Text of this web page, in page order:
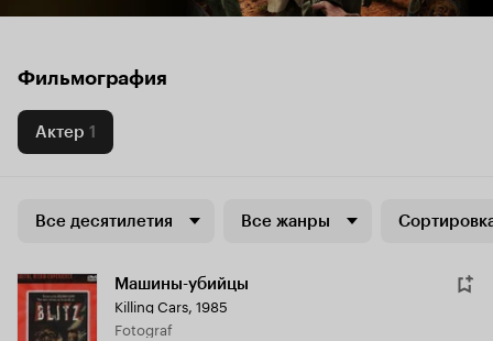
Фильмография
Актер 1
Все десятилетия Все жанры
Машины-убийцы
Killing Cars, 1985
Fotograf